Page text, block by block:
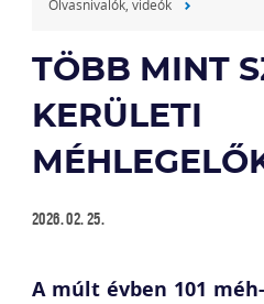
Olvasnivalók, videók
TÖBB MINT
KERÜLETI
2026. 02. 25.
A múlt évben 101